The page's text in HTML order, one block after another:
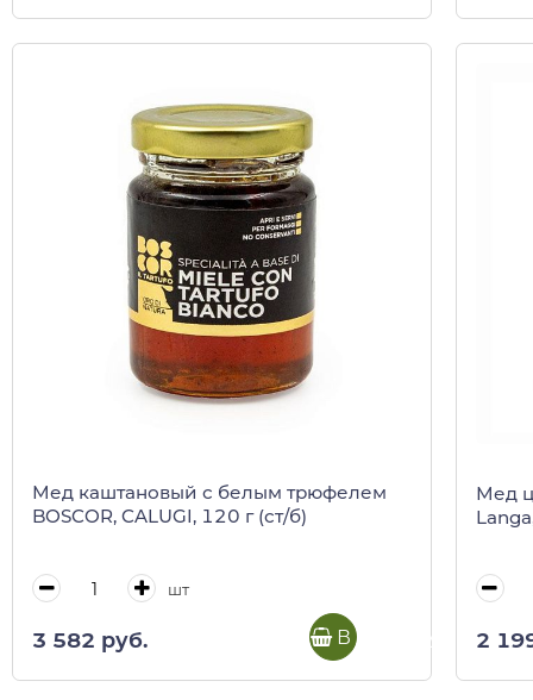
Мед каштановый с белым трюфелем
BOSCOR, CALUGI, 120 г (ст/б)
шт
3 582 руб. В корзину
Мед
2